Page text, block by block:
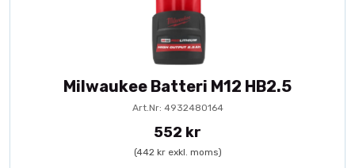
Milwaukee Batteri M12 HB2.5
Art.Nr: 4932480164
552 kr
(442 kr exkl. moms)